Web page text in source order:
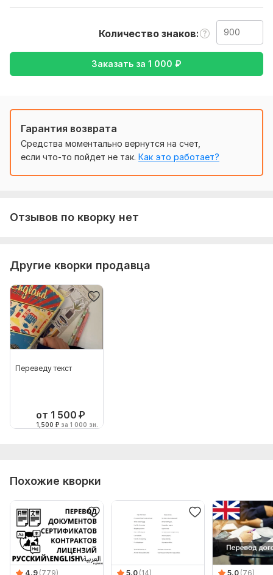
К тому же я проходила обучение в Англии в
специализированной школе, а так же долгое время
работала переводчиком
наоборот.
Тематика: Красота и мода,Недвижимость,
карьера, Хобби и увлечения, Другое
с Английского на Русский
Количество знаков
Заказать за 1 000 ₽
Гарантия возврата
Средства моментально вернутся на счет,
если что-то пойдет не так. Как это работает?
Отзывов по кворку нет
Другие кворки продавца
Переведу текст
от 1 500 ₽
1,500 ₽ за 1 000 зн.
Похожие кворки
4.9 (779) 5.0 (14) 5.0 (76)